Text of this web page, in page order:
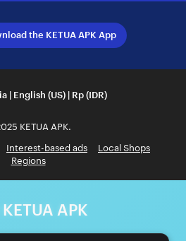
the KETUA APK App
| English (US) | Rp (IDR)
KETUA APK.
Interest-based ads
Local Shops
Regions
KETUA APK